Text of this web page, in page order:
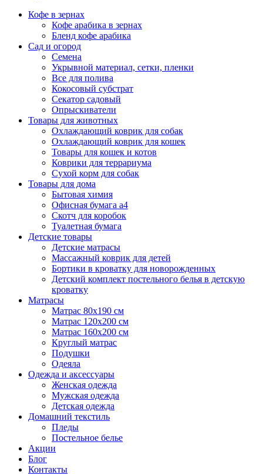
Кофе в зернах
Кофе арабика в зернах
Бленд кофе арабика
Сад и огород
Семена
Укрывной материал, сетки, пленки
Все для полива
Кокосовый субстрат
Секатор садовый
Опрыскиватели
Товары для животных
Охлаждающий коврик для собак
Охлаждающий коврик для кошек
Товары для кошек и котов
Коврики для террариума
Сухой корм для собак
Товары для дома
Бытовая химия
Офисная бумага а4
Скотч для коробок
Туалетная бумага
Детские товары
Детские матрасы
Массажный коврик для детей
Бортики в кроватку для новорожденных
Детский комплект постельного белья в детскую
кроватку
Матрасы
Матрас 80х190 см
Матраc 120х200 см
Матрас 160х200 см
Круглый матрас
Подушки
Одеяла
Одежда и аксессуары
Женская одежда
Мужская одежда
Детская одежда
Домашний текстиль
Пледы
Постельное белье
Акции
Блог
Контакты